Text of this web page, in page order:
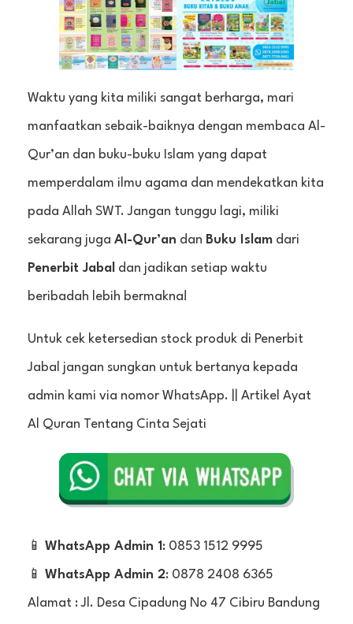
Waktu yang kita miliki sangat berharga, mari
manfaatkan sebaik-baiknya dengan membaca Al-
Qur’an dan buku-buku Islam yang dapat
memperdalam ilmu agama dan mendekatkan kita
pada Allah SWT. Jangan tunggu lagi, miliki
sekarang juga Al-Qur’an dan Buku Islam dari
Penerbit Jabal dan jadikan setiap waktu
beribadah lebih bermakna!
Untuk cek ketersedian stock produk di Penerbit
Jabal jangan sungkan untuk bertanya kepada
admin kami via nomor WhatsApp. || Artikel Ayat
Al Quran Tentang Cinta Sejati
📱 WhatsApp Admin 1 : 0853 1512 9995
📱 WhatsApp Admin 2: 0878 2408 6365
Alamat : Jl. Desa Cipadung No 47 Cibiru Bandung